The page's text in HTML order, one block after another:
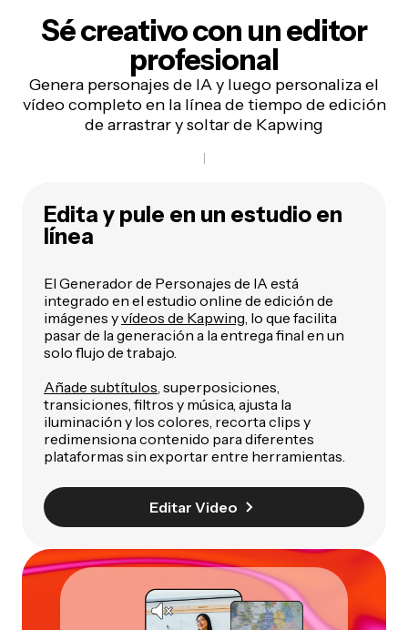
Sé creativo con un editor
profesional
Genera personajes de IA y luego personaliza el
vídeo completo en la línea de tiempo de edición
de arrastrar y soltar de Kapwing
Edita y pule en un estudio en
línea
El Generador de Personajes de IA está
integrado en el estudio online de edición de
imágenes yvídeos de Kapwing , lo que facilita
pasar de la generación a la entrega final en un
solo flujo de trabajo.
Añade subtítulos , superposiciones,
transiciones, filtros y música, ajusta la
iluminación y los colores, recorta clips y
redimensiona contenido para diferentes
plataformas sin exportar entre herramientas.
Editar Video